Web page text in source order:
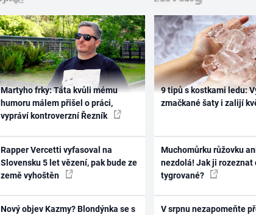
Martyho frky: Táta kvůli mému
humoru málem přišel o práci,
vypráví kontroverzní Řezník
Rapper Vercetti vyfasoval na
Slovensku 5 let vězení, pak bude ze
země vyhoštěn
Nový objev Kazmy? Blondýnka se s
9 tipů s kostkami ledu:
zmačkané šaty i zalijí
Muchomůrku růžovku
nezdolá! Jak ji rozeznat
tygrované?
V srpnu nezapomeňte